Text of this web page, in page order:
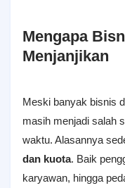
Mengapa
Menjanjikan
Meski banyak bisnis
masih menjadi salah
waktu. Alasannya
dan kuota. Baik
karyawan, hingga